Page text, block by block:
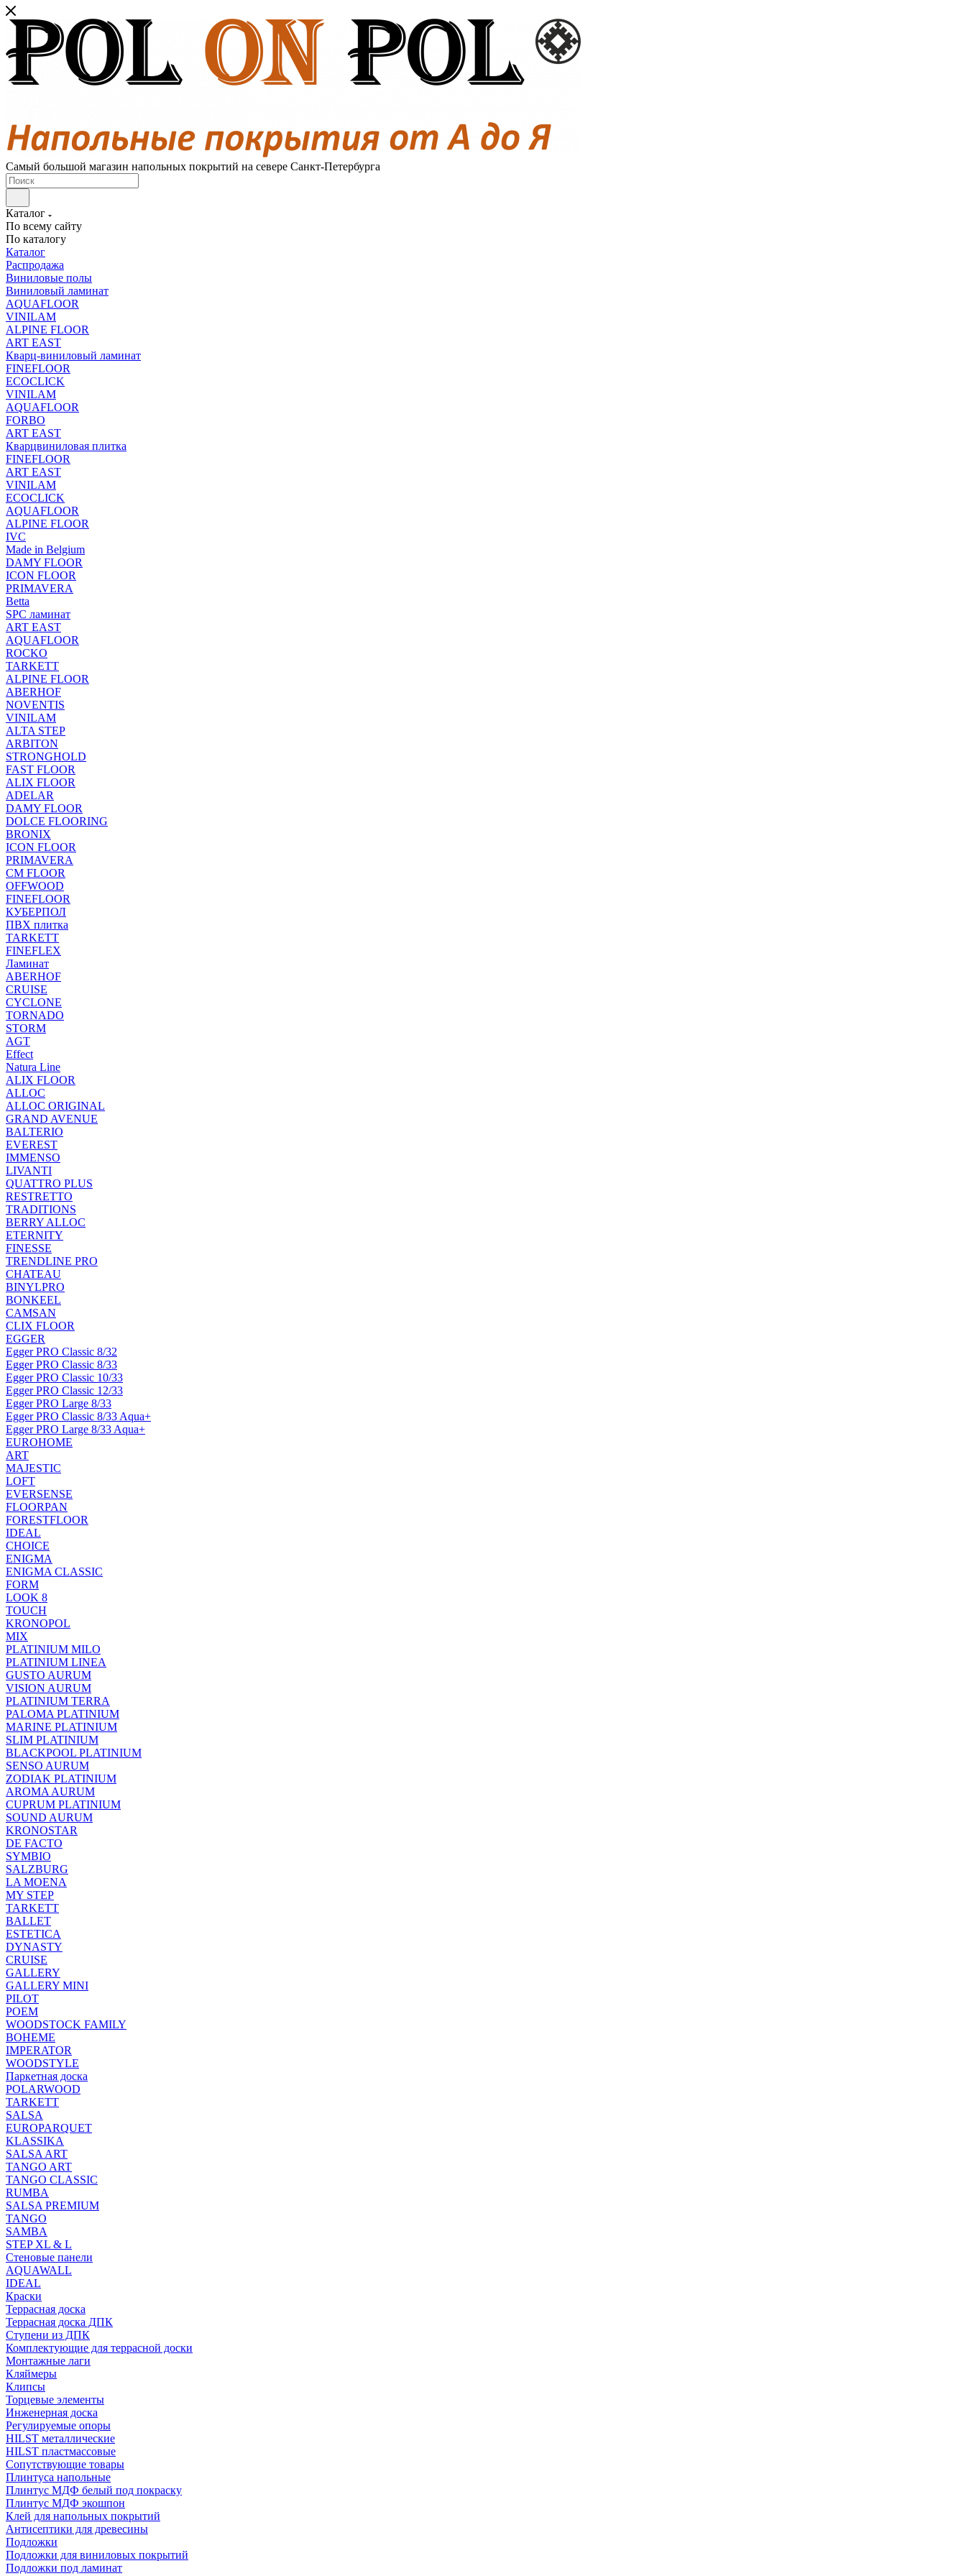
Самый большой магазин напольных покрытий на севере Санкт-Петербурга
Каталог
По всему сайту
По каталогу
Каталог
Распродажа
Виниловые полы
Виниловый ламинат
AQUAFLOOR
VINILAM
ALPINE FLOOR
ART EAST
Кварц-виниловый ламинат
FINEFLOOR
ECOCLICK
VINILAM
AQUAFLOOR
FORBO
ART EAST
Кварцвиниловая плитка
FINEFLOOR
ART EAST
VINILAM
ECOCLICK
AQUAFLOOR
ALPINE FLOOR
IVC
Made in Belgium
DAMY FLOOR
ICON FLOOR
PRIMAVERA
Betta
SPC ламинат
ART EAST
AQUAFLOOR
ROCKO
TARKETT
ALPINE FLOOR
ABERHOF
NOVENTIS
VINILAM
ALTA STEP
ARBITON
STRONGHOLD
FAST FLOOR
ALIX FLOOR
ADELAR
DAMY FLOOR
DOLCE FLOORING
BRONIX
ICON FLOOR
PRIMAVERA
CM FLOOR
OFFWOOD
FINEFLOOR
КУБЕРПОЛ
ПВХ плитка
TARKETT
FINEFLEX
Ламинат
ABERHOF
CRUISE
CYCLONE
TORNADO
STORM
AGT
Effect
Natura Line
ALIX FLOOR
ALLOC
ALLOC ORIGINAL
GRAND AVENUE
BALTERIO
EVEREST
IMMENSO
LIVANTI
QUATTRO PLUS
RESTRETTO
TRADITIONS
BERRY ALLOC
ETERNITY
FINESSE
TRENDLINE PRO
CHATEAU
BINYLPRO
BONKEEL
CAMSAN
CLIX FLOOR
EGGER
Egger PRO Classic 8/32
Egger PRO Classic 8/33
Egger PRO Classic 10/33
Egger PRO Classic 12/33
Egger PRO Large 8/33
Egger PRO Classic 8/33 Aqua+
Egger PRO Large 8/33 Aqua+
EUROHOME
ART
MAJESTIC
LOFT
EVERSENSE
FLOORPAN
FORESTFLOOR
IDEAL
CHOICE
ENIGMA
ENIGMA CLASSIC
FORM
LOOK 8
TOUCH
KRONOPOL
MIX
PLATINIUM MILO
PLATINIUM LINEA
GUSTO AURUM
VISION AURUM
PLATINIUM TERRA
PALOMA PLATINIUM
MARINE PLATINIUM
SLIM PLATINIUM
BLACKPOOL PLATINIUM
SENSO AURUM
ZODIAK PLATINIUM
AROMA AURUM
CUPRUM PLATINIUM
SOUND AURUM
KRONOSTAR
DE FACTO
SYMBIO
SALZBURG
LA MOENA
MY STEP
TARKETT
BALLET
ESTETICA
DYNASTY
CRUISE
GALLERY
GALLERY MINI
PILOT
POEM
WOODSTOCK FAMILY
BOHEME
IMPERATOR
WOODSTYLE
Паркетная доска
POLARWOOD
TARKETT
SALSA
EUROPARQUET
KLASSIKA
SALSA ART
TANGO ART
TANGO CLASSIC
RUMBA
SALSA PREMIUM
TANGO
SAMBA
STEP XL & L
Стеновые панели
AQUAWALL
IDEAL
Краски
Террасная доска
Террасная доска ДПК
Ступени из ДПК
Комплектующие для террасной доски
Монтажные лаги
Кляймеры
Клипсы
Торцевые элементы
Инженерная доска
Регулируемые опоры
HILST металлические
HILST пластмассовые
Сопутствующие товары
Плинтуса напольные
Плинтус МДФ белый под покраску
Плинтус МДФ экошпон
Клей для напольных покрытий
Антисептики для древесины
Подложки
Подложки для виниловых покрытий
Подложки под ламинат